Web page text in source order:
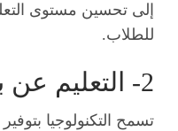
إلى تحسين مستوى
للطلاب.
2- التعليم عن بعد
تسمح التكنولوجيا بتوفير